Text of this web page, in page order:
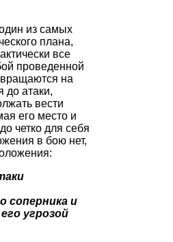
из самых
плана,
все
проведенной
на
до атаки,
вести
его место и
четко для себя
в бою нет,
соперника и
угрозой